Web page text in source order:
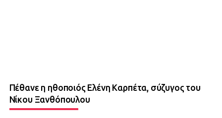
Πέθανε η ηθοποιός Ελένη Καρπέτα, σύζυγος του
Νίκου Ξανθόπουλου